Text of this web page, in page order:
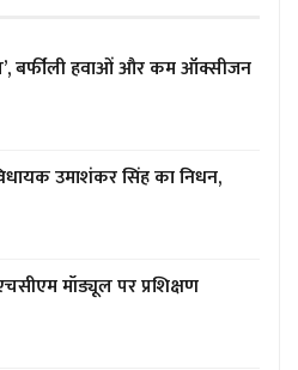
बर्फीली हवाओं और कम ऑक्सीजन
उमाशंकर सिंह का निधन,
मॉड्यूल पर प्रशिक्षण